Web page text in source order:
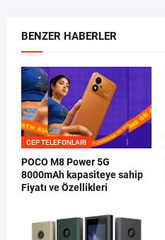
BENZER HABERLER
CEP TELEFONLARI
POCO M8 Power 5G
8000mAh kapasiteye sahip
Fiyatı ve Özellikleri